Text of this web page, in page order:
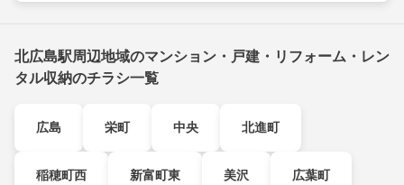
北広島駅周辺地域のマンション・戸建・リフォーム・レン
タル収納のチラシ一覧
広島 栄町 中央 北進町
稲穂町西 新富町東 美沢 広葉町